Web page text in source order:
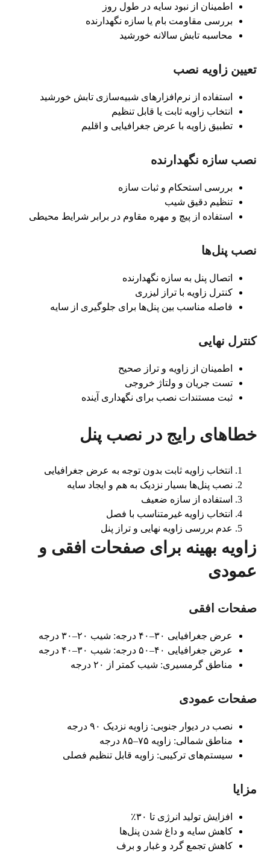
اطمینان از نبود سایه در طول روز
بررسی مقاومت بام یا سازه نگهدارنده
محاسبه تابش سالانه خورشید
تعیین زاویه نصب
استفاده از نرم‌افزارهای شبیه‌سازی تابش خورشید
انتخاب زاویه ثابت یا قابل تنظیم
تطبیق زاویه با عرض جغرافیایی و اقلیم
نصب سازه نگهدارنده
بررسی استحکام و ثبات سازه
تنظیم دقیق شیب
استفاده از پیچ و مهره مقاوم در برابر شرایط محیطی
نصب پنل‌ها
اتصال پنل به سازه نگهدارنده
کنترل زاویه با تراز لیزری
فاصله مناسب بین پنل‌ها برای جلوگیری از سایه
کنترل نهایی
اطمینان از زاویه و تراز صحیح
تست جریان و ولتاژ خروجی
ثبت مستندات نصب برای نگهداری آینده
خطاهای رایج در نصب پنل
انتخاب زاویه ثابت بدون توجه به عرض جغرافیایی
نصب پنل‌ها بسیار نزدیک به هم و ایجاد سایه
استفاده از سازه ضعیف
انتخاب زاویه غیرمتناسب با فصل
عدم بررسی زاویه نهایی و تراز پنل
زاویه بهینه برای صفحات افقی و
عمودی
صفحات افقی
عرض جغرافیایی ۳۰–۴۰ درجه: شیب ۲۰–۳۰ درجه
عرض جغرافیایی ۴۰–۵۰ درجه: شیب ۳۰–۴۰ درجه
مناطق گرمسیری: شیب کمتر از ۲۰ درجه
صفحات عمودی
نصب در دیوار جنوبی: زاویه نزدیک ۹۰ درجه
مناطق شمالی: زاویه ۷۵–۸۵ درجه
سیستم‌های ترکیبی: زاویه قابل تنظیم فصلی
مزایا
افزایش تولید انرژی تا ۳۰٪
کاهش سایه و داغ شدن پنل‌ها
کاهش تجمع گرد و غبار و برف